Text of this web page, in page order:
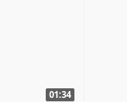
01:34